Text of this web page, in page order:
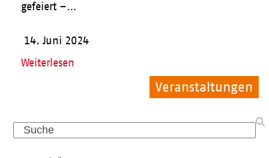
Allgemein
Veranstaltungen
Veranstaltungen
gefeiert –…
14. Juni 2024
Weiterlesen
Search